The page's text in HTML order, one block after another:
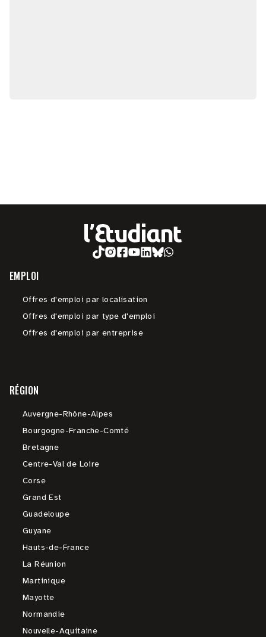
EMPLOI
Offres d'emploi par localisation
Offres d'emploi par type d'emploi
Offres d'emploi par entreprise
RÉGION
Auvergne-Rhône-Alpes
Bourgogne-Franche-Comté
Bretagne
Centre-Val de Loire
Corse
Grand Est
Guadeloupe
Guyane
Hauts-de-France
La Réunion
Martinique
Mayotte
Normandie
Nouvelle-Aquitaine